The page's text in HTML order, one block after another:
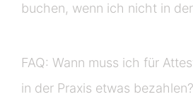
buchen, wenn ich nicht in
FAQ: Wann muss ich für
in der Praxis etwas bezahlen?